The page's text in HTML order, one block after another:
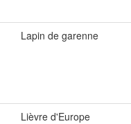
Lapin de garenne
Lièvre d'Europe